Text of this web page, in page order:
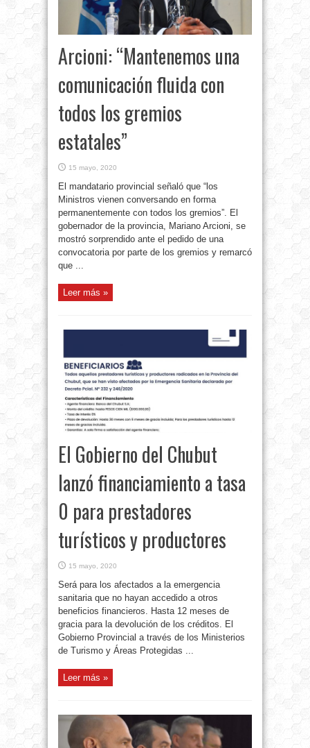
Arcioni: “Mantenemos una
comunicación fluida con
todos los gremios
estatales”
15 mayo, 2020
El mandatario provincial señaló que “los
Ministros vienen conversando en forma
permanentemente con todos los gremios”. El
gobernador de la provincia, Mariano Arcioni, se
mostró sorprendido ante el pedido de una
convocatoria por parte de los gremios y remarcó
que ...
Leer más »
El Gobierno del Chubut
lanzó financiamiento a tasa
0 para prestadores
turísticos y productores
15 mayo, 2020
Será para los afectados a la emergencia
sanitaria que no hayan accedido a otros
beneficios financieros. Hasta 12 meses de
gracia para la devolución de los créditos. El
Gobierno Provincial a través de los Ministerios
de Turismo y Áreas Protegidas ...
Leer más »